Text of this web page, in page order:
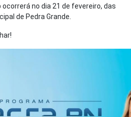
no dia 21 de fevereiro, das
de Pedra Grande.